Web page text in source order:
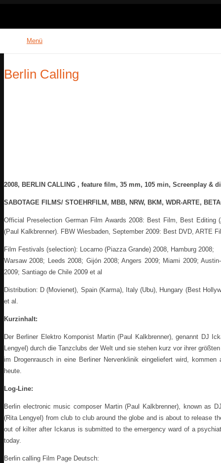
Menü
Berlin Calling
2008, BERLIN CALLING , feature film, 35 mm, 105 min, Screenplay &
SABOTAGE FILMS/ STOEHRFILM, MBB, NRW, BKM, WDR-ARTE,
Official Preselection German Film Awards 2008: Best Film, Best
(Paul Kalkbrenner). FBW Wiesbaden, September 2009: Best DVD, ARTE
Film Festivals (selection): Locarno (Piazza Grande) 2008, Hamburg 2008;
Warsaw 2008; Leeds 2008; Gijón 2008; Angers 2009; Miami 2009;
2009; Santiago de Chile 2009 et al
Distribution: D (Movienet), Spain (Karma), Italy (Ubu), Hungary (Best
et al.
Kurzinhalt:
Der Berliner Elektro Komponist Martin (Paul Kalkbrenner), genannt DJ
Lengyel) durch die Tanzclubs der Welt und sie stehen kurz vor ihrer
im Drogenrausch in eine Berliner Nervenklinik eingeliefert wird,
heute.
Log-Line:
Berlin electronic music composer Martin (Paul Kalkbrenner), known as
(Rita Lengyel) from club to club around the globe and is about to release
out of kilter after Ickarus is submitted to the emergency ward of a
today.
Berlin calling Film Page Deutsch: